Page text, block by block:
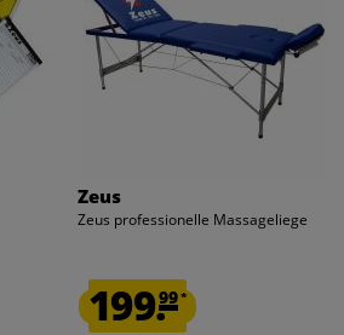
Zeus
Zeus professionelle Massageliege
199.99*